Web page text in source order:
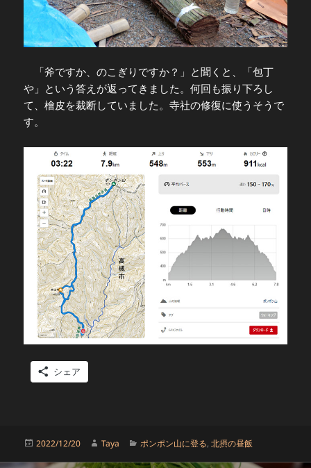
「斧ですか、のこぎりですか？」と聞くと、「包丁
や」という答えが返ってきました。何回も振り下ろし
て、檜皮を裁断していました。寺社の修復に使うそうで
す。
シェア
投
2022/12/20
作
Taya
カ
ポンポン山に登る,北摂の昼飯